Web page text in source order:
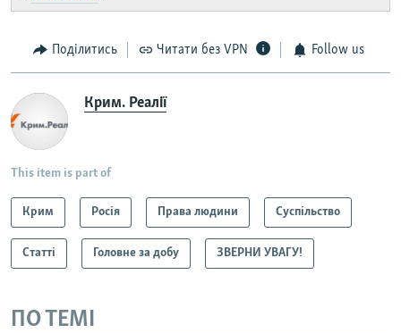
Поділитись Читати без VPN Follow us
Крим. Реалії
This item is part of
Крим Росія Права людини Суспільство
Статті Головне за добу ЗВЕРНИ УВАГУ!
ПО ТЕМІ